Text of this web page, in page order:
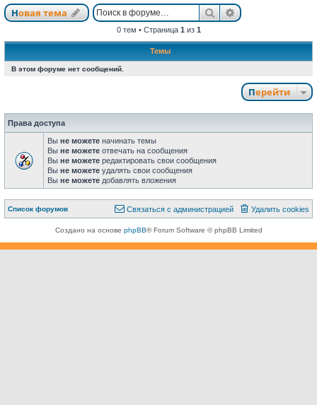
Новая тема
Новая тема ПоискРасширенный
0 тем • Страница 1 из 1
Темы
В этом форуме нет сообщений.
Перейти
Права доступа
Вы не можете начинать темы
Вы не можете отвечать на сообщения
Вы не можете редактировать свои сообщения
Вы не можете удалять свои сообщения
Вы не можете добавлять вложения
Список форумов Удалить cookies
Связаться с
Связаться с администрацией
Создано на основе phpBB® Forum Software © phpBB Limited